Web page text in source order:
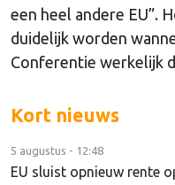
een heel andere EU”.
duidelijk worden
Conferentie werkelijk
Kort nieuws
5 augustus - 12:48
EU sluist opnieuw rente